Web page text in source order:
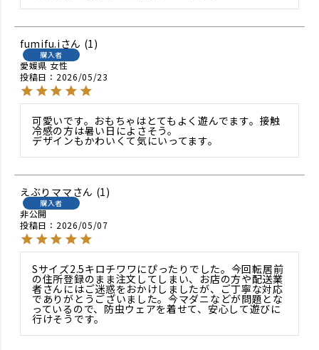
fumifu.i 1
購入者
愛媛県 女性
投稿日
2026/05/23
可愛いです。おもちゃはとてもよく遊んでます。接触
冷感の方は暑い日によさそう。
デザインもかわいくて気にいってます。
えぶりママ 1
購入者
非公開
投稿日
2026/05/07
Sサイズ2.5キロチワワにぴったりでした。今回転居前
の住所登録のまま注文してしまい、お店の方や配送業
者さんにはご迷惑をおかけしましたが、ご丁寧な対応
でありがとうございました。今マダニなどが問題とな
っているので、防虫ウェアを着せて、安心して遊びに
行けそうです。